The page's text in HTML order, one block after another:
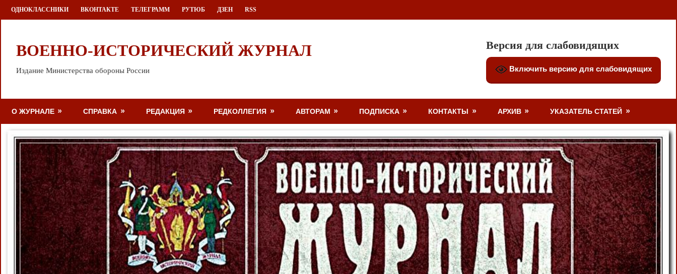
Перейти
к
ОДНОКЛАССНИКИ ВКОНТАКТЕ ТЕЛЕГРАММ РУТЮБ ДЗЕН RSS
ВОЕННО-ИСТОРИЧЕСКИЙ ЖУРНАЛ
Издание Министерства обороны России
Версия для слабовидящих
Включить версию для слабовидящих
О ЖУРНАЛЕ СПРАВКА РЕДАКЦИЯ РЕДКОЛЛЕГИЯ АВТОРАМ ПОДПИСКА КОНТАКТЫ АРХИВ УКАЗАТЕЛЬ СТАТЕЙ